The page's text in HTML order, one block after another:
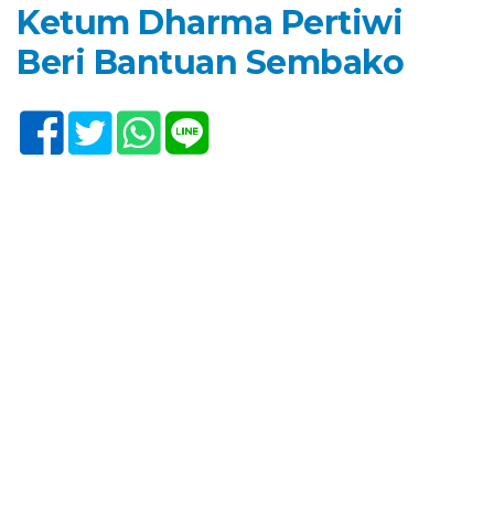
Ketum Dharma Pertiwi
Beri Bantuan Sembako